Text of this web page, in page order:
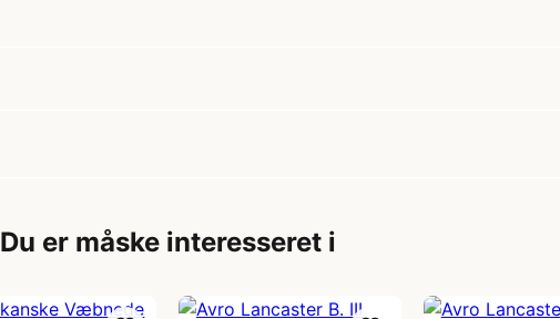
Du er måske interesseret i